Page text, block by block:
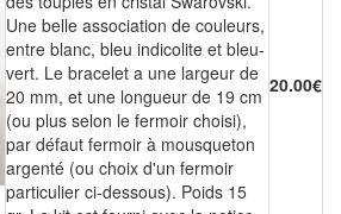
Une belle association de couleurs,
entre blanc, bleu indicolite et bleu-
vert. Le bracelet a une largeur de
20 mm, et une longueur de 19 cm
(ou plus selon le fermoir choisi),
par défaut fermoir à mousqueton
argenté (ou choix d'un fermoir
particulier ci-dessous). Poids 15
20.00€